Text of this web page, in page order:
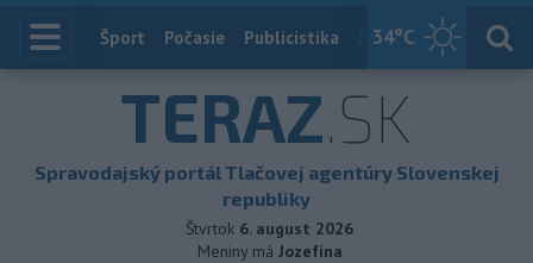
34°C
Index
Šport Počasie Publicistika Slovensko
TERAZ.SK
Spravodajský portál Tlačovej agentúry Slovenskej
republiky
Štvrtok 6. august 2026
Meniny má Jozefína